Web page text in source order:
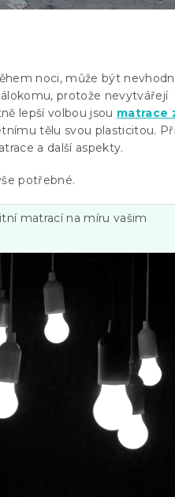
noci, může být
protože nevytvářejí
lepší volbou jsou matrace
tělu svou plasticitou. Při
a další aspekty.
potřebné.
matrací na míru vašim